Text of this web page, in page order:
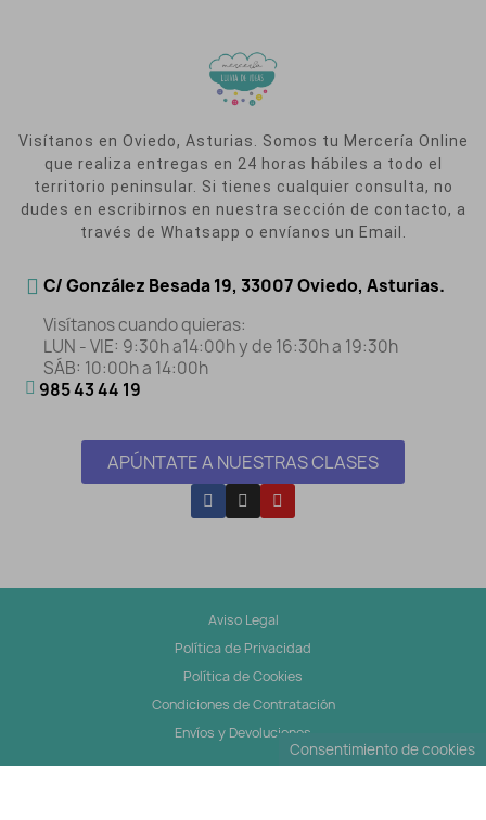
Visítanos en Oviedo, Asturias. Somos tu Mercería Online
que realiza entregas en 24 horas hábiles a todo el
territorio peninsular. Si tienes cualquier consulta, no
dudes en escribirnos en nuestra sección de contacto, a
través de Whatsapp o envíanos un Email.
C/ González Besada 19, 33007 Oviedo, Asturias.
Visítanos cuando quieras:
LUN - VIE: 9:30h a14:00h y de 16:30h a 19:30h
SÁB: 10:00h a 14:00h
985 43 44 19
APÚNTATE A NUESTRAS CLASES
Aviso Legal
Política de Privacidad
Política de Cookies
Condiciones de Contratación
Envíos y Devoluciones
Consentimiento de cookies